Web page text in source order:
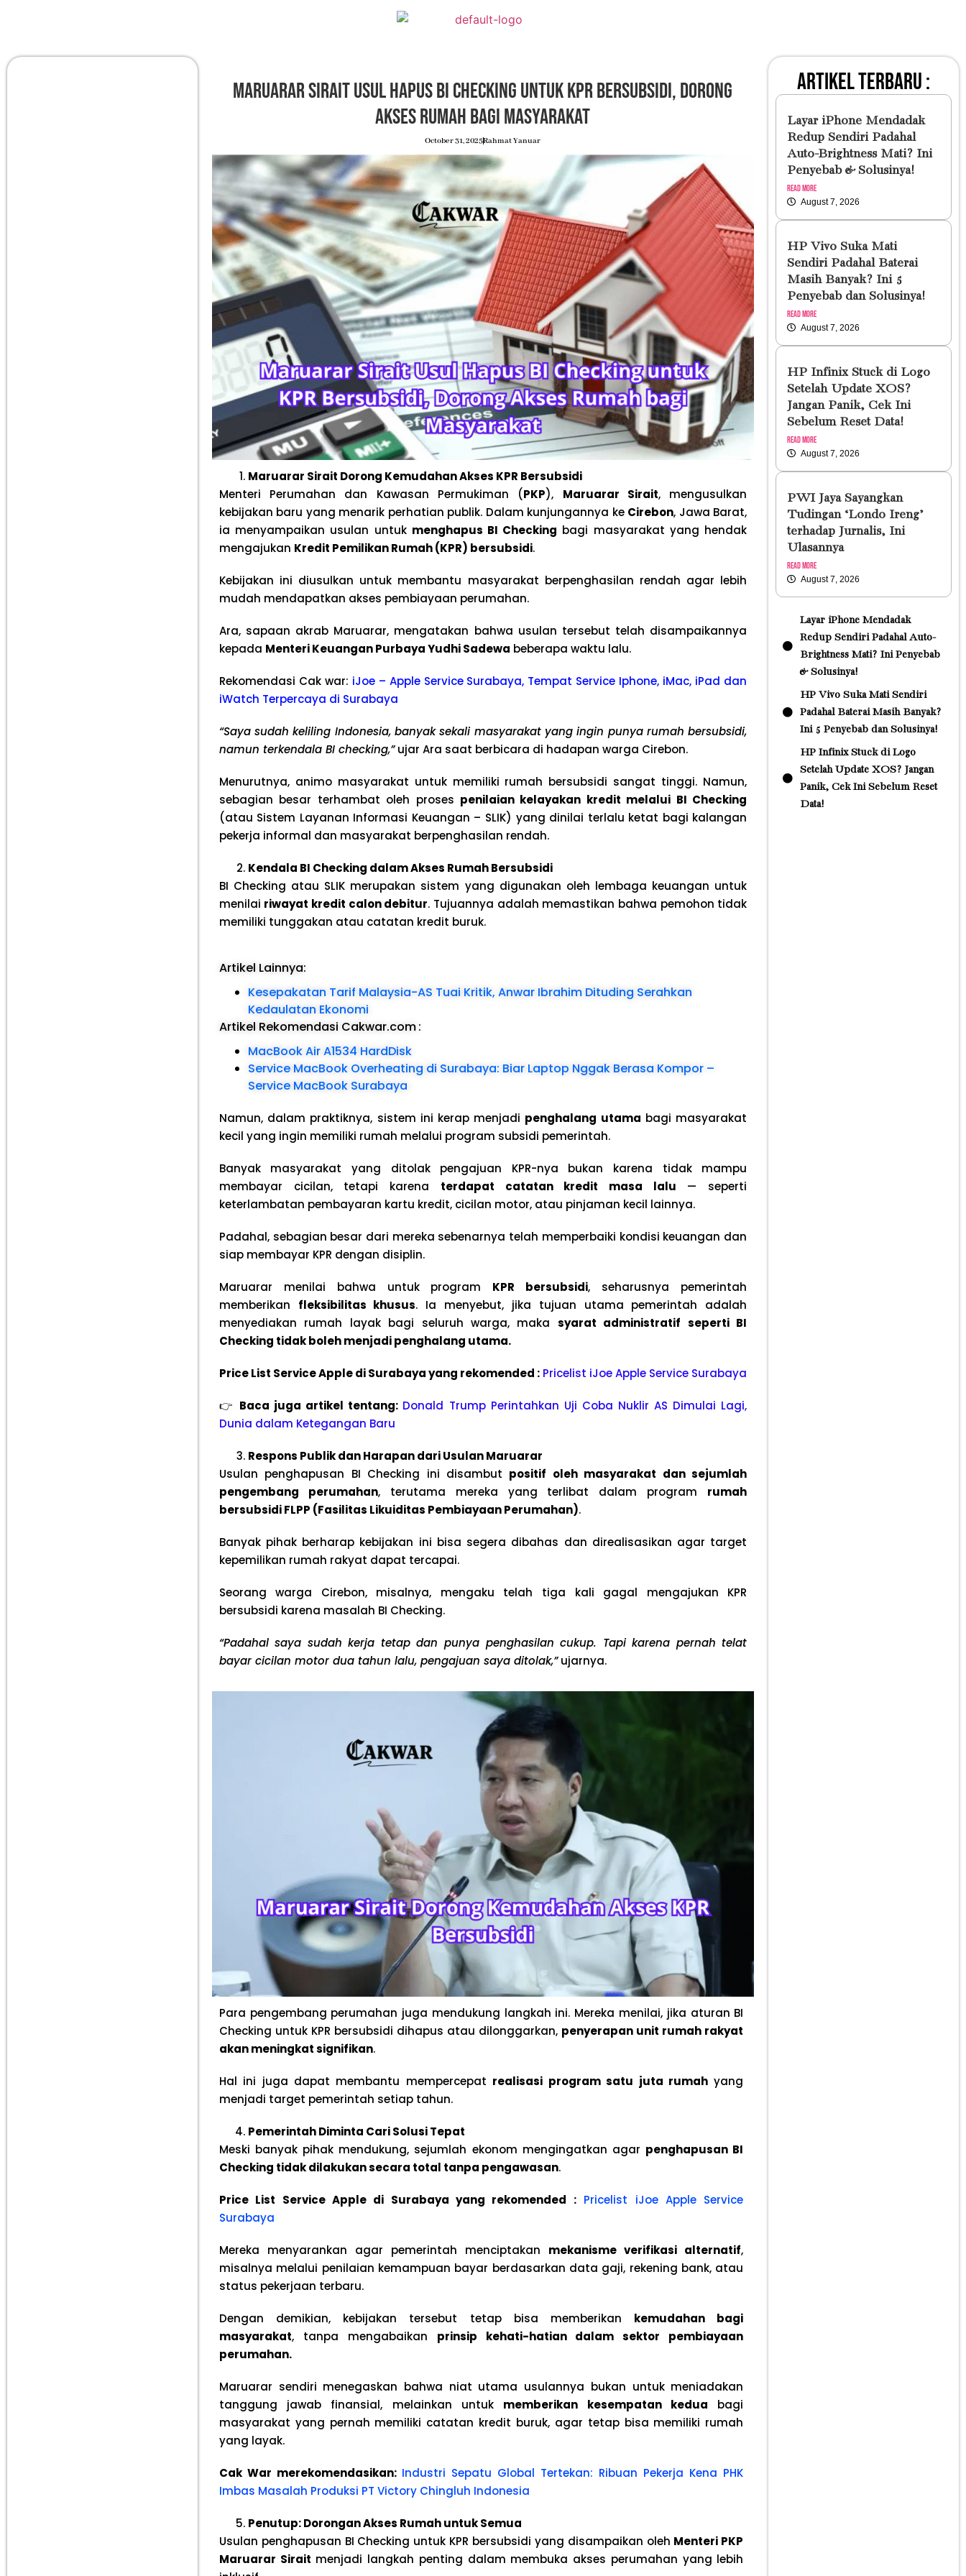
Maruarar Sirait Usul Hapus BI Checking untuk KPR Bersubsidi, Dorong
Akses Rumah bagi Masyarakat
October 31, 2025Rahmat Yanuar
Maruarar Sirait Dorong Kemudahan Akses KPR Bersubsidi
Menteri Perumahan dan Kawasan Permukiman (PKP), Maruarar Sirait, mengusulkan
kebijakan baru yang menarik perhatian publik. Dalam kunjungannya ke Cirebon, Jawa Barat,
ia menyampaikan usulan untuk menghapus BI Checking bagi masyarakat yang hendak
mengajukan Kredit Pemilikan Rumah (KPR) bersubsidi.
Kebijakan ini diusulkan untuk membantu masyarakat berpenghasilan rendah agar lebih
mudah mendapatkan akses pembiayaan perumahan.
Ara, sapaan akrab Maruarar, mengatakan bahwa usulan tersebut telah disampaikannya
kepada Menteri Keuangan Purbaya Yudhi Sadewa beberapa waktu lalu.
Rekomendasi Cak war: iJoe – Apple Service Surabaya, Tempat Service Iphone, iMac, iPad dan
iWatch Terpercaya di Surabaya
“Saya sudah keliling Indonesia, banyak sekali masyarakat yang ingin punya rumah bersubsidi,
namun terkendala BI checking,”ujar Ara saat berbicara di hadapan warga Cirebon.
Menurutnya, animo masyarakat untuk memiliki rumah bersubsidi sangat tinggi. Namun,
sebagian besar terhambat oleh proses penilaian kelayakan kredit melalui BI Checking
(atau Sistem Layanan Informasi Keuangan – SLIK) yang dinilai terlalu ketat bagi kalangan
pekerja informal dan masyarakat berpenghasilan rendah.
Kendala BI Checking dalam Akses Rumah Bersubsidi
BI Checking atau SLIK merupakan sistem yang digunakan oleh lembaga keuangan untuk
menilai riwayat kredit calon debitur. Tujuannya adalah memastikan bahwa pemohon tidak
memiliki tunggakan atau catatan kredit buruk.
Artikel Lainnya:
Kesepakatan Tarif Malaysia-AS Tuai Kritik, Anwar Ibrahim Dituding Serahkan
Kedaulatan Ekonomi
Artikel Rekomendasi Cakwar.com:
MacBook Air A1534 HardDisk
Service MacBook Overheating di Surabaya: Biar Laptop Nggak Berasa Kompor –
Service MacBook Surabaya
Namun, dalam praktiknya, sistem ini kerap menjadi penghalang utama bagi masyarakat
kecil yang ingin memiliki rumah melalui program subsidi pemerintah.
Banyak masyarakat yang ditolak pengajuan KPR-nya bukan karena tidak mampu
membayar cicilan, tetapi karena terdapat catatan kredit masa lalu — seperti
keterlambatan pembayaran kartu kredit, cicilan motor, atau pinjaman kecil lainnya.
Padahal, sebagian besar dari mereka sebenarnya telah memperbaiki kondisi keuangan dan
siap membayar KPR dengan disiplin.
Maruarar menilai bahwa untuk program KPR bersubsidi, seharusnya pemerintah
memberikan fleksibilitas khusus. Ia menyebut, jika tujuan utama pemerintah adalah
menyediakan rumah layak bagi seluruh warga, maka syarat administratif seperti BI
Checking tidak boleh menjadi penghalang utama.
Price List Service Apple di Surabaya yang rekomended : Pricelist iJoe Apple Service Surabaya
👉 Baca juga artikel tentang: Donald Trump Perintahkan Uji Coba Nuklir AS Dimulai Lagi,
Dunia dalam Ketegangan Baru
Respons Publik dan Harapan dari Usulan Maruarar
Usulan penghapusan BI Checking ini disambut positif oleh masyarakat dan sejumlah
pengembang perumahan, terutama mereka yang terlibat dalam program rumah
bersubsidi FLPP (Fasilitas Likuiditas Pembiayaan Perumahan).
Banyak pihak berharap kebijakan ini bisa segera dibahas dan direalisasikan agar target
kepemilikan rumah rakyat dapat tercapai.
Seorang warga Cirebon, misalnya, mengaku telah tiga kali gagal mengajukan KPR
bersubsidi karena masalah BI Checking.
“Padahal saya sudah kerja tetap dan punya penghasilan cukup. Tapi karena pernah telat
bayar cicilan motor dua tahun lalu, pengajuan saya ditolak,”ujarnya.
Para pengembang perumahan juga mendukung langkah ini. Mereka menilai, jika aturan BI
Checking untuk KPR bersubsidi dihapus atau dilonggarkan, penyerapan unit rumah rakyat
akan meningkat signifikan.
Hal ini juga dapat membantu mempercepat realisasi program satu juta rumahyang
menjadi target pemerintah setiap tahun.
Pemerintah Diminta Cari Solusi Tepat
Meski banyak pihak mendukung, sejumlah ekonom mengingatkan agar penghapusan BI
Checking tidak dilakukan secara total tanpa pengawasan.
Price List Service Apple di Surabaya yang rekomended : Pricelist iJoe Apple Service
Surabaya
Mereka menyarankan agar pemerintah menciptakan mekanisme verifikasi alternatif,
misalnya melalui penilaian kemampuan bayar berdasarkan data gaji, rekening bank, atau
status pekerjaan terbaru.
Dengan demikian, kebijakan tersebut tetap bisa memberikan kemudahan bagi
masyarakat, tanpa mengabaikan prinsip kehati-hatian dalam sektor pembiayaan
perumahan.
Maruarar sendiri menegaskan bahwa niat utama usulannya bukan untuk meniadakan
tanggung jawab finansial, melainkan untuk memberikan kesempatan kedua bagi
masyarakat yang pernah memiliki catatan kredit buruk, agar tetap bisa memiliki rumah
yang layak.
Cak War merekomendasikan: Industri Sepatu Global Tertekan: Ribuan Pekerja Kena PHK
Imbas Masalah Produksi PT Victory Chingluh Indonesia
Penutup: Dorongan Akses Rumah untuk Semua
Usulan penghapusan BI Checking untuk KPR bersubsidi yang disampaikan oleh Menteri PKP
Maruarar Sirait menjadi langkah penting dalam membuka akses perumahan yang lebih
artikel terbaru :
Layar iPhone Mendadak
Redup Sendiri Padahal
Auto-Brightness Mati? Ini
Penyebab & Solusinya!
Read More
August 7, 2026
HP Vivo Suka Mati
Sendiri Padahal Baterai
Masih Banyak? Ini 5
Penyebab dan Solusinya!
Read More
August 7, 2026
HP Infinix Stuck di Logo
Setelah Update XOS?
Jangan Panik, Cek Ini
Sebelum Reset Data!
Read More
August 7, 2026
PWI Jaya Sayangkan
Tudingan ‘Londo Ireng’
terhadap Jurnalis, Ini
Ulasannya
Read More
August 7, 2026
Layar iPhone Mendadak
Redup Sendiri Padahal Auto-
Brightness Mati? Ini Penyebab
& Solusinya!
HP Vivo Suka Mati Sendiri
Padahal Baterai Masih Banyak?
Ini 5 Penyebab dan Solusinya!
HP Infinix Stuck di Logo
Setelah Update XOS? Jangan
Panik, Cek Ini Sebelum Reset
Data!